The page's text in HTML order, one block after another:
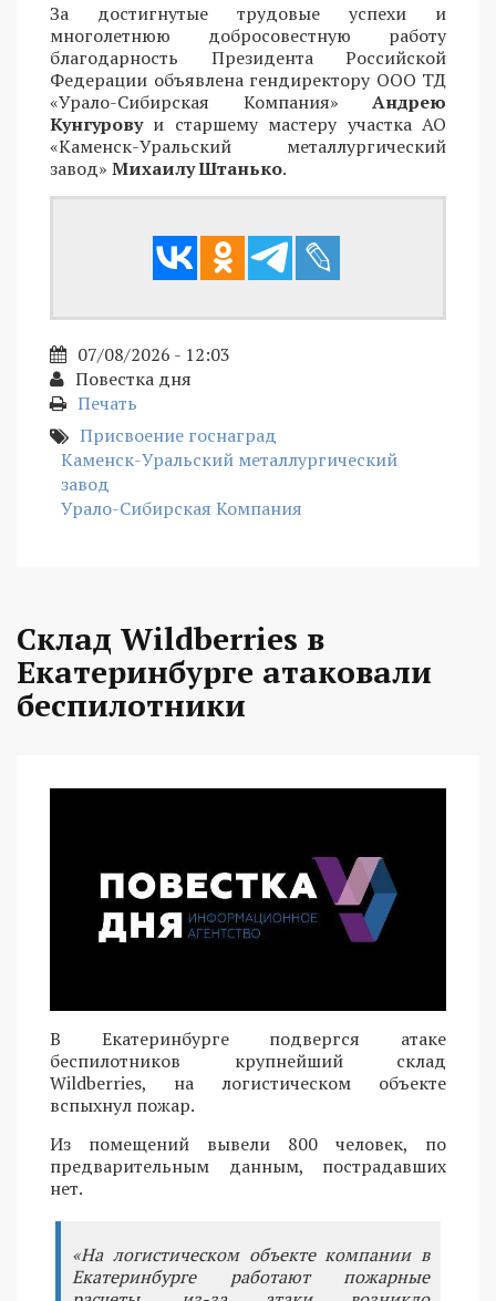
За достигнутые трудовые успехи и
многолетнюю добросовестную работу
благодарность Президента Российской
Федерации объявлена гендиректору ООО ТД
«Урало-Сибирская Компания» Андрею
Кунгуровуи старшему мастеру участка АО
«Каменск-Уральский металлургический
завод» Михаилу Штанько.
07/08/2026 - 12:03
Повестка дня
Печать
Присвоение госнаград
Каменск-Уральский металлургический
завод
Урало-Сибирская Компания
Склад Wildberries в
Екатеринбурге атаковали
беспилотники
В Екатеринбурге подвергся атаке
беспилотников крупнейший склад
Wildberries, на логистическом объекте
вспыхнул пожар.
Из помещений вывели 800 человек, по
предварительным данным, пострадавших
нет.
«На логистическом объекте компании в
Екатеринбурге работают пожарные